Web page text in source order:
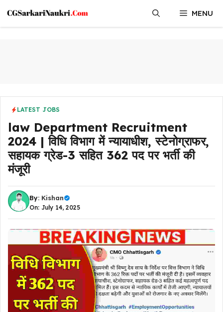
content
MENU
LATEST JOBS
law Department Recruitment
2024 | विधि विभाग में न्यायाधीश, स्टेनोग्राफर,
सहायक ग्रेड-3 सहित 362 पद पर भर्ती की
मंजूरी
By: Kishan
On: July 14, 2025